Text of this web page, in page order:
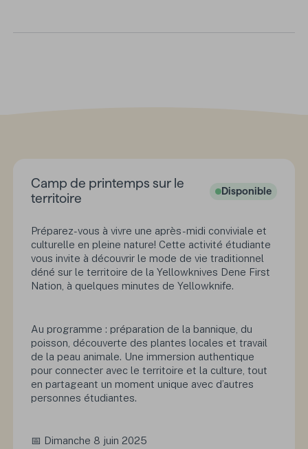
Camp de printemps sur le
territoire
Status :
Disponible
Préparez-vous à vivre une après-midi conviviale et
culturelle en pleine nature! Cette activité étudiante
vous invite à découvrir le mode de vie traditionnel
déné sur le territoire de la Yellowknives Dene First
Nation, à quelques minutes de Yellowknife.
Au programme : préparation de la bannique, du
poisson, découverte des plantes locales et travail
de la peau animale. Une immersion authentique
pour connecter avec le territoire et la culture, tout
en partageant un moment unique avec d’autres
personnes étudiantes.
📅 Dimanche 8 juin 2025